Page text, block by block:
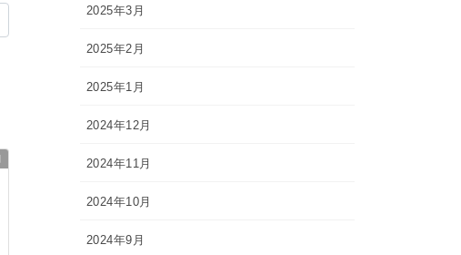
2025年3月
2025年2月
2025年1月
2024年12月
2024年11月
2024年10月
2024年9月